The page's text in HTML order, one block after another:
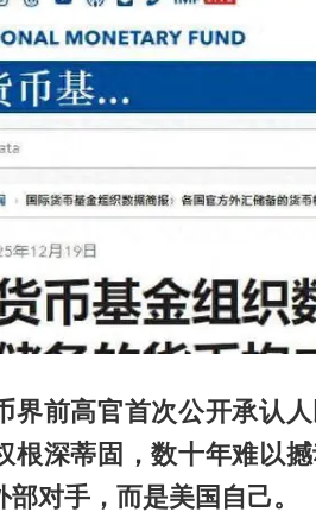
界前高官首次公开承认
根深蒂固，数十年难以
对手，而是美国自己。